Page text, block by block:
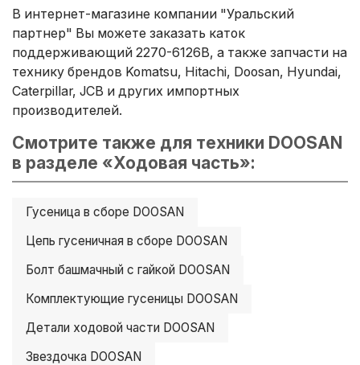
В интернет-магазине компании "Уральский
партнер" Вы можете заказать каток
поддерживающий 2270-6126B, а также запчасти на
технику брендов Komatsu, Hitachi, Doosan, Hyundai,
Caterpillar, JCB и других импортных
производителей.
Смотрите также для техники DOOSAN
в разделе «Ходовая часть»:
Гусеница в сборе DOOSAN
Цепь гусеничная в сборе DOOSAN
Болт башмачный с гайкой DOOSAN
Комплектующие гусеницы DOOSAN
Детали ходовой части DOOSAN
Звездочка DOOSAN